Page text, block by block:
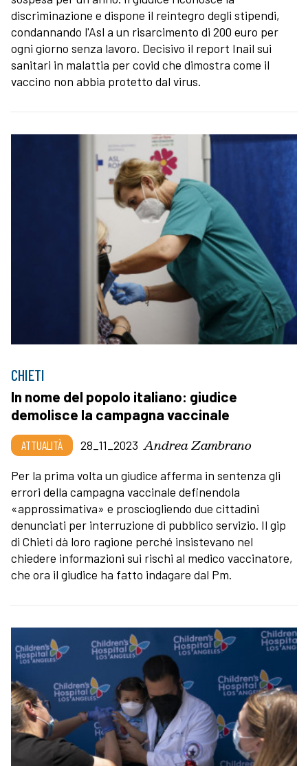
discriminazione e dispone il reintegro degli stipendi,
condannando l'Asl a un risarcimento di 200 euro per
ogni giorno senza lavoro. Decisivo il report Inail sui
sanitari in malattia per covid che dimostra come il
vaccino non abbia protetto dal virus.
CHIETI
In nome del popolo italiano: giudice
demolisce la campagna vaccinale
ATTUALITÀ 28_11_2023 Andrea Zambrano
Per la prima volta un giudice afferma in sentenza gli
errori della campagna vaccinale definendola
«approssimativa» e prosciogliendo due cittadini
denunciati per interruzione di pubblico servizio. Il gip
di Chieti dà loro ragione perché insistevano nel
chiedere informazioni sui rischi al medico vaccinatore,
che ora il giudice ha fatto indagare dal Pm.